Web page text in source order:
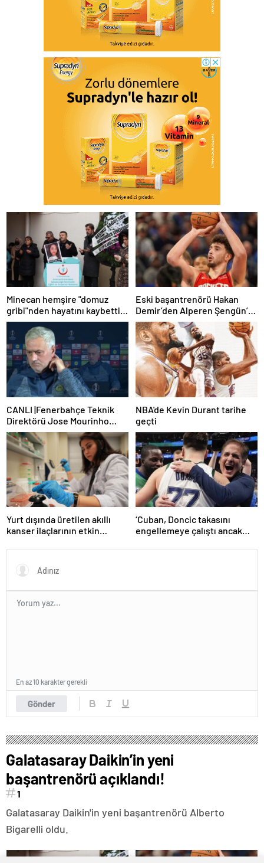
Minecan hemşire "domuz
gribi"nden hayatını kaybetti –
Haberler | Sağlık Haberleri
Eski başantrenörü Hakan
Demir’den Alperen Şengün’e
övgü
CANLI |Fenerbahçe Teknik
Direktörü Jose Mourinho
basın toplantısı düzenliyor
NBA'de Kevin Durant tarihe
geçti
Yurt dışında üretilen akıllı
kanser ilaçlarının etkin
geliştirildi | Sağlık Haberleri
‘Cuban, Doncic takasını
engellemeye çalıştı ancak
Haberleri
Gönder
En az 10 karakter gerekli
Galatasaray Daikin’in yeni
başantrenörü açıklandı!
1
Galatasaray Daikin'in yeni başantrenörü Alberto
Bigarelli oldu.